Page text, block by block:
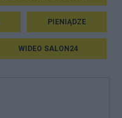
PIENIĄDZE
WIDEO SALON24